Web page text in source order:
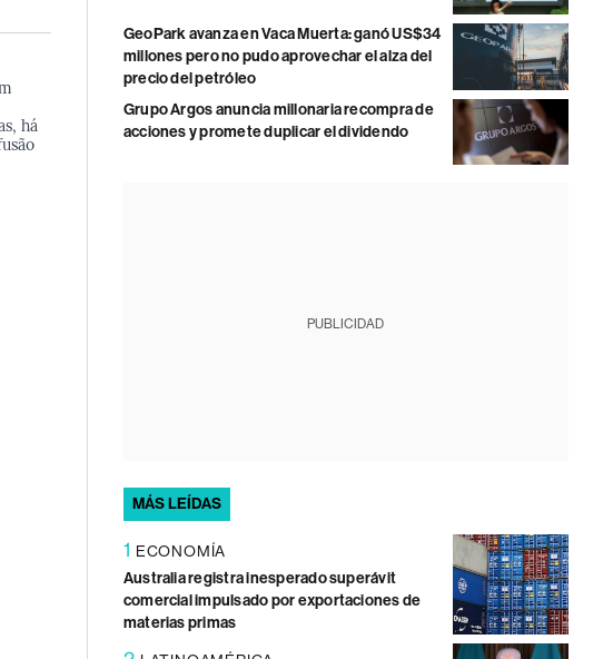
há
GeoPark avanza en Vaca Muerta: ganó US$34
millones pero no pudo aprovechar el alza del
precio del petróleo
Grupo Argos anuncia millonaria recompra de
acciones y promete duplicar el dividendo
PUBLICIDAD
MÁS LEÍDAS
1 ECONOMÍA
Australia registra inesperado superávit
comercial impulsado por exportaciones de
materias primas